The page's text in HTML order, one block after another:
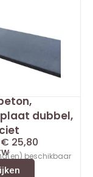
dubbel,
€ 25,80
beschikbaar